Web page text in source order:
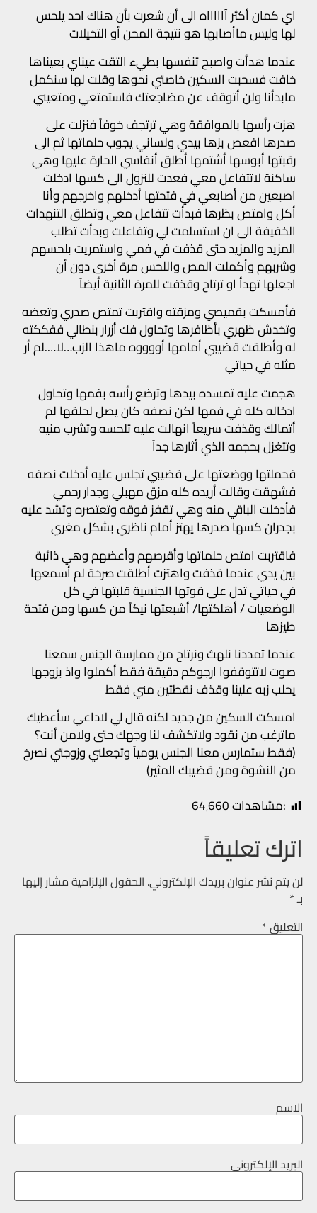
اي كمان أكثر آاااااه الى أن شعرت بأن هناك احد يلحس
لها وليس ماأصابها هو نتيجة المحن أو التخيلات
عندما هدأت واصبح تنفسها بطيء التقت عيناي بعيناها
خافت فسحبت السكين خاصتي نحوها وقلت لها سنكمل
مابدأنا ولن أتوقف عن مضاجعتك فاستمتعي ومتعيني
هزت رأسها بالموافقة وهي ترتجف خوفاً فنزلت على
صدرها افعص بزها بيدي ولساني يجوب حلماتها ثم الى
رقبتها أبوسها أشتمها أطلق أنفاسي الحارة عليها وهي
ساكنة لاتتفاعل معي فعدت للنزول الى كسها ادخلت
اصبعين من أصابعي في فتحتها أدخلهم واخرجهم وأنا
أكل وامتص بظرها فبدأت تتفاعل معي وتطلق التنهدات
الخفيفة الى ان استسلمت لي وتفاعلت وبدأت تطلب
المزيد والمزيد حتى قذفت في فمي واستمريت بلحسهم
وشربهم وأكملت المص واللحس مرة أخرى دون أن
اجعلها تهدأ او ترتاح وقذفت للمرة الثانية أيضاً
فأمسكت بقميصي ومزقته واقتربت تمتص صدري وتعضه
وتخدش ظهري بأظافرها وتحاول فك أزرار بنطالي ففككته
له وأطلقت قضيبي أمامها أووووه ماهذا الزب…لا….لم أر
مثله في حياتي
هجمت عليه تمسده بيدها وترضع رأسه بفمها وتحاول
ادخاله كله في فمها لكن نصفه كان يصل لحلقها لم
أتمالك وقذفت سريعاً انهالت عليه تلحسه وتشرب منيه
وتتغزل بحجمه الذي أثارها جداً
فحملتها ووضعتها على قضيبي تجلس عليه أدخلت نصفه
فشهقت وقالت أريده كله مزق مهبلي وجدار رحمي
فأدخلت الباقي منه وهي تقفز فوقه وتعتصره وتشد عليه
بجدران كسها صدرها يهتز أمام ناظري بشكل مغري
فاقتربت امتص حلماتها وأقرصهم وأعضهم وهي ذائبة
بين يدي عندما قذفت واهتزت أطلقت صرخة لم أسمعها
في حياتي تدل على قوتها الجنسية قلبتها في كل
الوضعيات / أهلكتها/ أشبعتها نيكاً من كسها ومن فتحة
طيزها
عندما تمددنا نلهث ونرتاح من ممارسة الجنس سمعنا
صوت لاتتوقفوا ارجوكم دقيقة فقط أكملوا واذ بزوجها
يحلب زبه علينا وقذف نقطتين مني فقط
امسكت السكين من جديد لكنه قال لي لاداعي سأعطيك
ماترغب من نقود ولاتكشف لنا وجهك حتى ولامن أنت؟
(فقط ستمارس معنا الجنس يومياً وتجعلني وزوجتي نصرخ
من النشوة ومن قضيبك المثير)
:مشاهدات64٬660
اترك تعليقاً
لن يتم نشر عنوان بريدك الإلكتروني. الحقول الإلزامية مشار إليها
بـ*
التعليق*
الاسم
البريد الإلكتروني